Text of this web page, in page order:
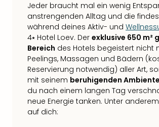
Jeder braucht mal ein wenig
anstrengenden Alltag und die
während deines Aktiv- und
4⭑ Hotel Loev. Der exklusive 650 m²
Bereich des Hotels begeistert nicht
Peelings, Massagen und Bädern
Reservierung notwendig) aller Art,
mit seinem beruhigenden Ambiente
du nach einem langen Tag
neue Energie tanken. Unter
auf dich: